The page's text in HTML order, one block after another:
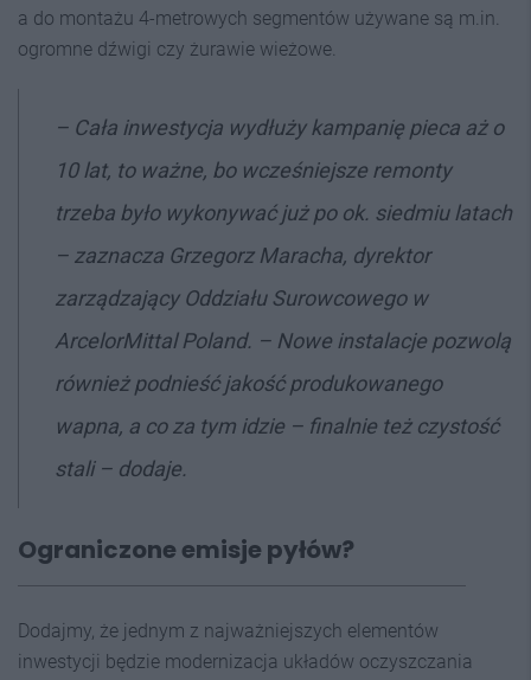
a do montażu 4-metrowych segmentów używane są m.in.
ogromne dźwigi czy żurawie wieżowe.
– Cała inwestycja wydłuży kampanię pieca aż o
10 lat, to ważne, bo wcześniejsze remonty
trzeba było wykonywać już po ok. siedmiu latach
– zaznacza Grzegorz Maracha, dyrektor
zarządzający Oddziału Surowcowego w
ArcelorMittal Poland. – Nowe instalacje pozwolą
również podnieść jakość produkowanego
wapna, a co za tym idzie – finalnie też czystość
stali – dodaje.
Ograniczone emisje pyłów?
Dodajmy, że jednym z najważniejszych elementów
inwestycji będzie modernizacja układów oczyszczania